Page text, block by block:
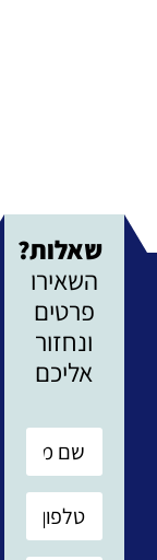
שאלות?
השאירו
פרטים
ונחזור
אליכם